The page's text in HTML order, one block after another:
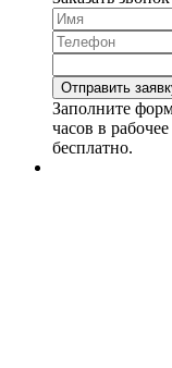
Заполните
часов в
бесплатно.